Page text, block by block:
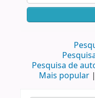
Pesquisa de
Mais popular